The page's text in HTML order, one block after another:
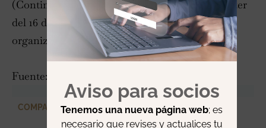
(Continuación del diálogo presencial y en Twitter
del 16 de diciembre de 2015 en el encuentro
organizado por la Diputación de Barcelona.)
Fuente:
COMPARTIR
Aviso para socios
Tenemos una nueva página web; es
necesario que revises y actualices tu